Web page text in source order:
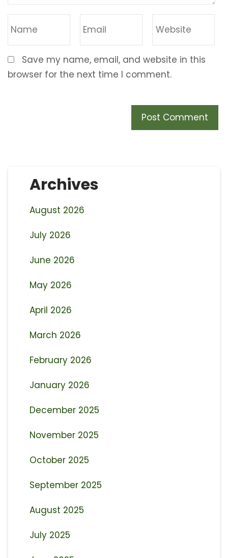
Save my name, email, and website in this
browser for the next time I comment.
Archives
August 2026
July 2026
June 2026
May 2026
April 2026
March 2026
February 2026
January 2026
December 2025
November 2025
October 2025
September 2025
August 2025
July 2025